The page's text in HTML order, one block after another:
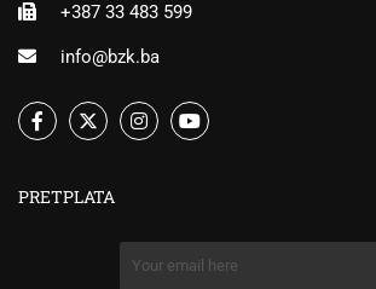
+387 33 483 599
info@bzk.ba
PRETPLATA